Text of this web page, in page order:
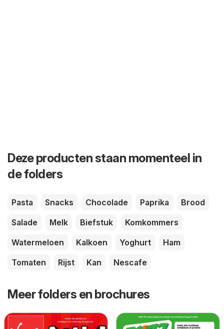
Deze producten staan momenteel in
de folders
Pasta Snacks Chocolade Paprika
Brood
Salade
Melk Biefstuk
Komkommers
Watermeloen
Kalkoen Yoghurt
Ham
Tomaten
Rijst Kan Nescafe
Meer folders en brochures